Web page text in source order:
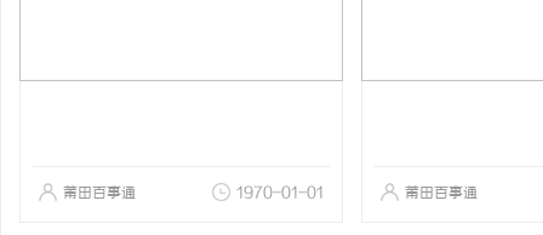
莆田百事通 1970-01-01 莆田百事通